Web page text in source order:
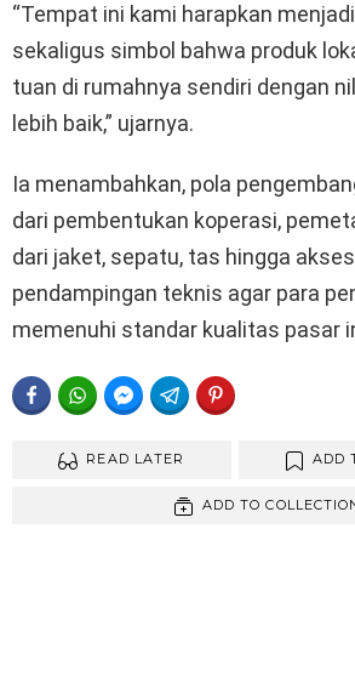
“Tempat ini kami harapkan
sekaligus simbol bahwa produk
tuan di rumahnya sendiri dengan
lebih baik,” ujarnya.
Ia menambahkan, pola
dari pembentukan koperasi,
dari jaket, sepatu, tas hingga
pendampingan teknis agar para
memenuhi standar kualitas pasar
FACEBOOKWHATSAPPFACEBOOK MESSENGER
TELEGRAM
READ LATER ADD
ADD TO